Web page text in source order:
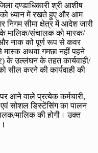
दण्डाधिकारी श्री आशीष
को ध्यान में रखते हुए और आम
निगम सीमा क्षेत्र में आदेश जारी
के मालिक/संचालक को मास्क/
नाक को पूर्ण रूप से कवर
मास्क अथवा गमछा नहीं पहने
के उल्लंघन के तहत कार्यवाही/
सील करने की कार्यवाही की
आने वाले प्रत्येक कर्मचारी,
सोशल डिस्टेंसिंग का पालन
मालिक की होगी। उक्त